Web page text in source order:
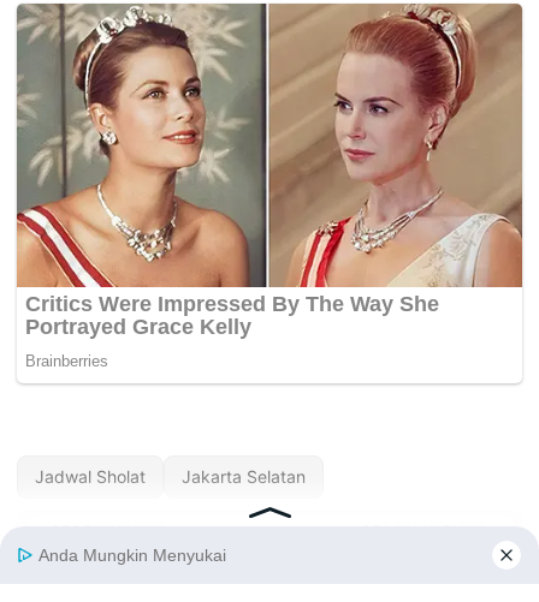
Jadwal Sholat Jakarta Selatan
Jadwal Sholat
Jadwal Sholat